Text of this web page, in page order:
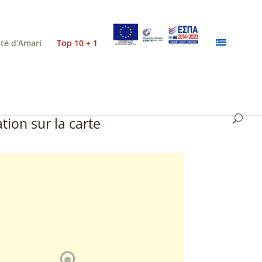
d’Amari Top 10 + 1
sur la carte